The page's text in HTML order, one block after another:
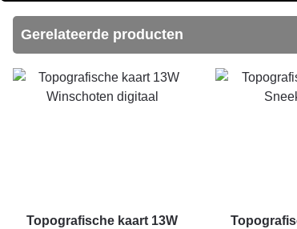
Gerelateerde producten
Topografische kaart 13W